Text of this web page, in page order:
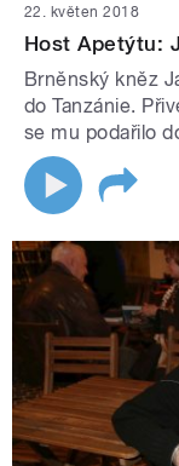
22. květen 2018
Host Apetýtu:
Brněnský kněz
do Tanzánie.
se mu podařilo